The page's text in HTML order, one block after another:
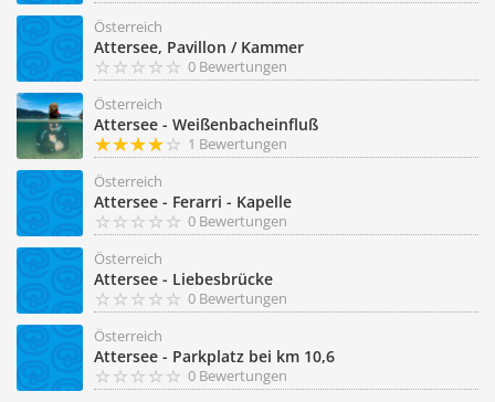
Österreich
Attersee, Pavillon / Kammer
0 Bewertungen
Österreich
Attersee - Weißenbacheinfluß
1 Bewertungen
Österreich
Attersee - Ferarri - Kapelle
0 Bewertungen
Österreich
Attersee - Liebesbrücke
0 Bewertungen
Österreich
Attersee - Parkplatz bei km 10,6
0 Bewertungen